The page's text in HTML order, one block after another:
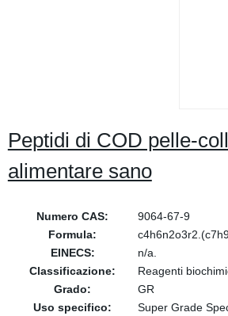
Peptidi di COD pelle-
alimentare sano
Numero CAS:
9064-67-9
Formula:
EINECS:
n/a.
Classificazione:
Reagenti
Grado:
GR
Uso specifico:
Super Grade